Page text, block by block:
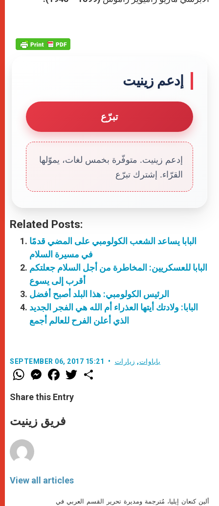
إدعم زينيت
تبرّع
إدعم زينيت. متوفّرة بخمس لغات، يموّلها
القرّاء. إشترك تبرّع
Related Posts:
البابا يساعد الشعب الكولومبي على المضي قدمًا
في مسيرة السلام
البابا للعسكريين: المخاطرة من أجل السلام جعلتكم
أقرب إلى يسوع
الرئيس الكولومبي: هذا البلد أصبح أفضل
البابا: ولادتك أيتها العذراء أم الله هي الفجر الجديد
الذي أعلن الفرح للعالم أجمع
SEPTEMBER 06, 2017 15:21 باباوات, زيارات
W
h
t
s
p
p
M
e
s
e
g
e
F
a
e
b
o
k
w
Share this Entry
فريق زينيت
View all articles
ألين كنعان إيليا، مُترجمة ومديرة تحرير القسم العربي في